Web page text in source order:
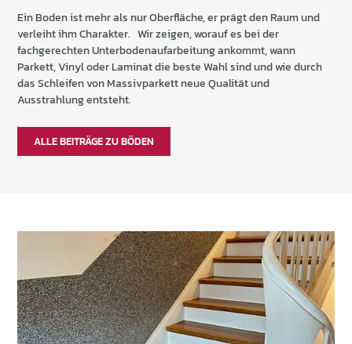
Ein Boden ist mehr als nur Oberfläche, er prägt den Raum und
verleiht ihm Charakter. Wir zeigen, worauf es bei der
fachgerechten Unterbodenaufarbeitung ankommt, wann
Parkett, Vinyl oder Laminat die beste Wahl sind und wie durch
das Schleifen von Massivparkett neue Qualität und
Ausstrahlung entsteht.
ALLE BEITRÄGE ZU BÖDEN